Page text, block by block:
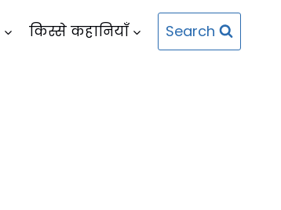
किस्से कहानियाँ Search